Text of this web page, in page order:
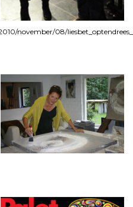
november/08/